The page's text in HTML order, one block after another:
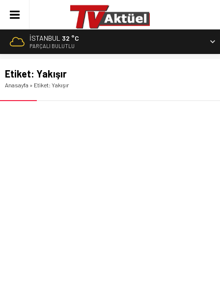
İSTANBUL 32 °C
PARÇALI BULUTLU
Etiket: Yakışır
Anasayfa » Etiket: Yakışır